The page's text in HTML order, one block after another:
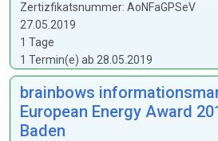
Zertizfikatsnummer: AoNFaGPSeV
27.05.2019
1 Tage
1 Termin(e) ab 28.05.2019
brainbows
European Energy Award
Baden